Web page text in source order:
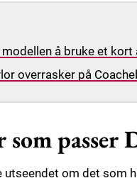
å bruke et kort
overrasker på
passer
om det som